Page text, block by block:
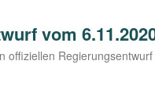
vom
offi­zi­el­len